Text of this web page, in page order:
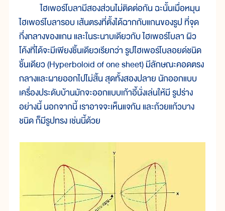
ไฮเพอร์โบลามีสองส่วนไม่ติดต่อกัน ฉะนั้นเมื่อหมุน
ไฮเพอร์โบลารอบ เส้นตรงที่ตั้งได้ฉากกับแกนของรูป ที่จุด
กึ่งกลางของแกน และในระนาบเดียวกับ ไฮเพอร์โบลา ผิว
โค้งที่ได้จะมีเพียงชิ้นเดียวเรียกว่า รูปไฮเพอร์โบลอยด์ชนิด
ชิ้นเดียว (Hyperboloid of one sheet) มีลักษณะคอดตรง
กลางและผายออกไปไม่สิ้น สุดทั้งสองปลาย นักออกแบบ
เครื่องประดับบ้านมักจะออกแบบเก้าอี้นั่งเล่นให้มี รูปร่าง
อย่างนี้ นอกจากนี้ เราอาจจะเห็นแจกัน และถ้วยแก้วบาง
ชนิด ก็มีรูปทรง เช่นนี้ด้วย